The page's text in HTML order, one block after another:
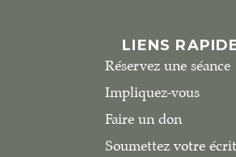
LIENS
Réservez une séance
Impliquez-vous
Faire un don
Soumettez votre